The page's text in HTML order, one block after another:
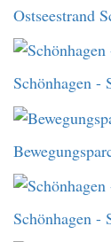
Ostseestrand
Schönhagen -
Schönhagen -